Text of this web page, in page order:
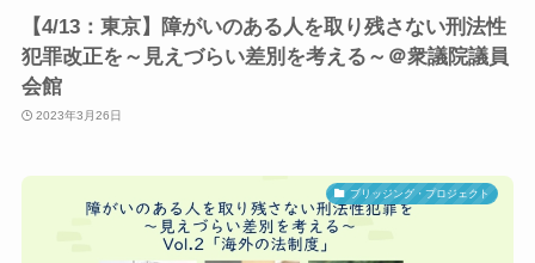
【4/13：東京】障がいのある人を取り残さない刑法性
犯罪改正を～見えづらい差別を考える～＠衆議院議員
会館
2023年3月26日
ブリッジング・プロジェクト